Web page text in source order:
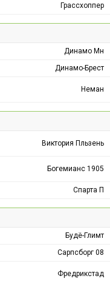
Грассхоппер
Динамо Мн
Динамо-Брест
Неман
Виктория Пльзень
Богемианс 1905
Спарта П
Будё-Глимт
Сарпсборг 08
Фредрикстад